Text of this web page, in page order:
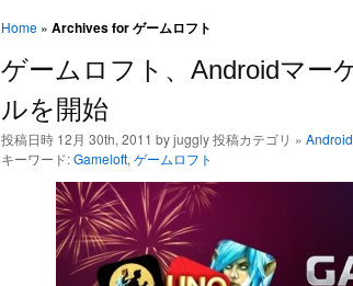
Home » Archives for ゲームロフト
ゲームロフト、Androidマー
ルを開始
投稿日時 12月 30th, 2011 by juggly 投稿カテゴリ »
キーワード:Gameloft, ゲームロフト